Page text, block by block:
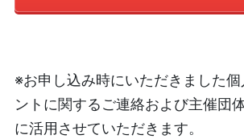
※お申し込み時にいただきました
ントに関するご連絡および主催団
に活用させていただきます。